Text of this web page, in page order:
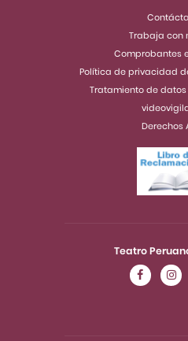
Teatro
Trabaja con
Comprobantes
Política de privacidad
Tratamiento de
Derechos